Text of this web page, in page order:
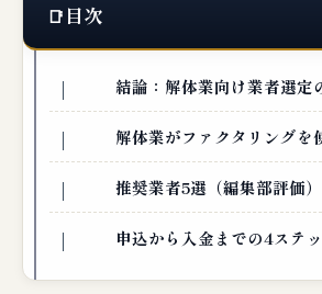
目次
結論：解体業向け業者選定
解体業がファクタリングを
推奨業者5選（編集部評価）
申込から入金までの4ステ